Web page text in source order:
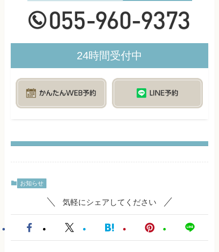
24時間受付中
お知らせ
気軽にシェアしてください